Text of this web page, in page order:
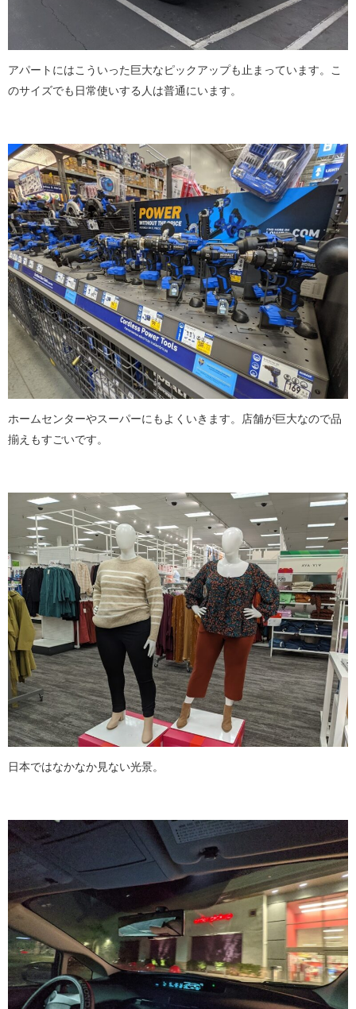
アパートにはこういった巨大なピックアップも止まっています。こ
のサイズでも日常使いする人は普通にいます。
ホームセンターやスーパーにもよくいきます。店舗が巨大なので品
揃えもすごいです。
日本ではなかなか見ない光景。